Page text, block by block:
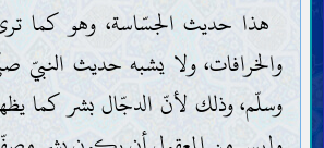
هذا حديث الجسّاسة، وهو كما
والخرافات، ولا يشبه حديث النبيّ
وسلّم، وذلك لأنّ الدجّال بشر كما